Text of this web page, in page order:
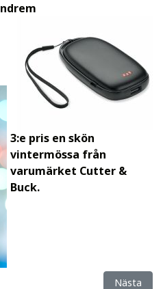
3:e pris en skön
vintermössa från
varumärket Cutter &
Buck.
det Internetauktion! Nästa
Nästa